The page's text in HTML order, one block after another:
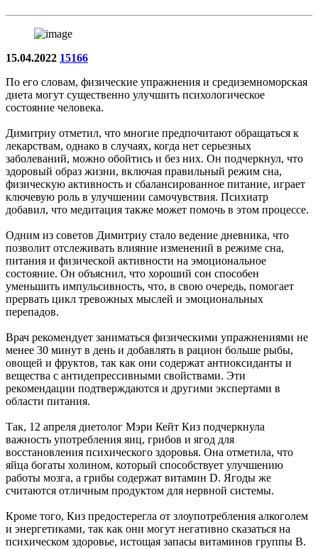
15.04.2022 15166
По его словам, физические упражнения и средиземноморская
диета могут существенно улучшить психологическое
состояние человека.
Димитриу отметил, что многие предпочитают обращаться к
лекарствам, однако в случаях, когда нет серьезных
заболеваний, можно обойтись и без них. Он подчеркнул, что
здоровый образ жизни, включая правильный режим сна,
физическую активность и сбалансированное питание, играет
ключевую роль в улучшении самочувствия. Психиатр
добавил, что медитация также может помочь в этом процессе.
Одним из советов Димитриу стало ведение дневника, что
позволит отслеживать влияние изменений в режиме сна,
питания и физической активности на эмоциональное
состояние. Он объяснил, что хороший сон способен
уменьшить импульсивность, что, в свою очередь, помогает
прервать цикл тревожных мыслей и эмоциональных
перепадов.
Врач рекомендует заниматься физическими упражнениями не
менее 30 минут в день и добавлять в рацион больше рыбы,
овощей и фруктов, так как они содержат антиоксиданты и
вещества с антидепрессивными свойствами. Эти
рекомендации подтверждаются и другими экспертами в
области питания.
Так, 12 апреля диетолог Мэри Кейт Киз подчеркнула
важность употребления яиц, грибов и ягод для
восстановления психического здоровья. Она отметила, что
яйца богаты холином, который способствует улучшению
работы мозга, а грибы содержат витамин D. Ягоды же
считаются отличным продуктом для нервной системы.
Кроме того, Киз предостерегла от злоупотребления алкоголем
и энергетиками, так как они могут негативно сказаться на
психическом здоровье, истощая запасы витаминов группы B.